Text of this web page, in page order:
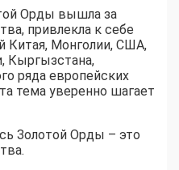
Орды вышла за
привлекла к себе
Китая, Монголии, США,
Кыргызстана,
ряда европейских
тема уверенно шагает
Золотой Орды – это